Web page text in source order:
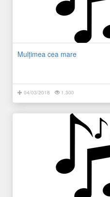
Mulțimea cea mare
04/03/2018 1.300